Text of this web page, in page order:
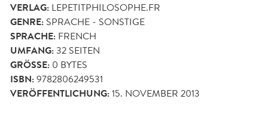
VERLAG: LEPETITPHILOSOPHE.FR
GENRE: SPRACHE - SONSTIGE
SPRACHE: FRENCH
UMFANG:32 SEITEN
GRÖSSE: 0 BYTES
ISBN:9782806249531
VERÖFFENTLICHUNG:15. NOVEMBER 2013